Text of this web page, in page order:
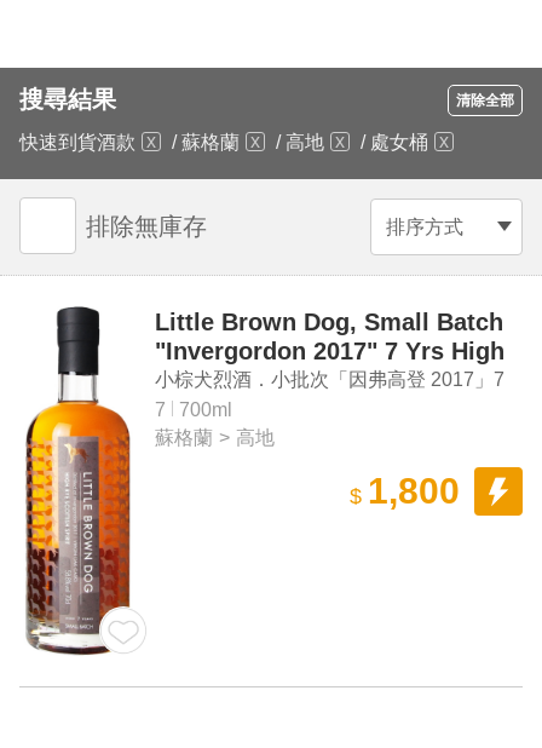
搜尋結果 清除全部
快速到貨酒款 / 蘇格蘭 / 高地 / 處女桶
排序方式
排除無庫存
Little Brown Dog, Small Batch
"Invergordon 2017" 7 Yrs High
Rye Spirit
小棕犬烈酒．小批次「因弗高登 2017」7
年 高比例裸麥烈酒
7
700ml
蘇格蘭 > 高地
$ 1,800